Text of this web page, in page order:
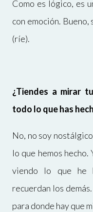
Como es lógico, es
con emoción.
(ríe).
¿Tiendes a mirar
todo lo que has
No, no soy
lo que hemos
viendo lo que he
recuerdan los
para donde hay que